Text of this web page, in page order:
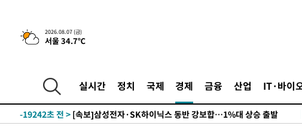
2026.08.07 (금)
서울 34.7℃
실시간 정치 국제 경제 금융 산업 IT·바이
-21297초 전 >"미 전국적 살모네라 식중독 원인은 멕시코산 할라피뇨"-- CDC
-19810초 전 >[속보]경찰·노동부, HL만도 평택사업장 끼임 사망 관련 압수수색
압수수색
-19446초 전 >
[속보]원·달러 환율, 오전 9시 1423.8원
-19242초 전 >
-19228초 전 > [속보]코스닥, 5.95포인트(0.74%) 상승한 807.62개장